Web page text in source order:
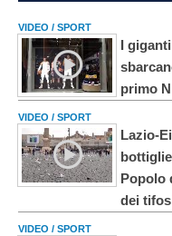
VIDEO / SPORT
I
primo
VIDEO / SPORT
Lazio-
Popolo
dei
VIDEO / SPORT